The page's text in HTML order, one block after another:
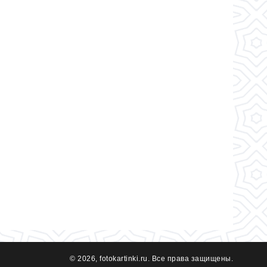
© 2026, fotokartinki.ru. Все права защищены.